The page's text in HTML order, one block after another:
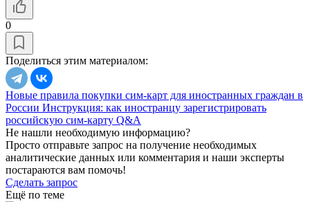
0
Поделиться этим материалом:
Новые правила покупки сим-карт для иностранных граждан в
России Инструкция: как иностранцу зарегистрировать
российскую сим-карту Q&A
Не нашли необходимую информацию?
Просто отправьте запрос на получение необходимых
аналитические данных или комментария и наши эксперты
постараются вам помочь!
Сделать запрос
Ещё по теме